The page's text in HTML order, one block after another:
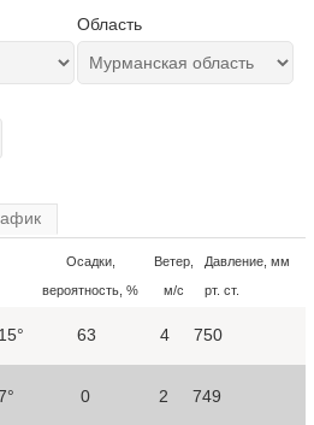
Область
Осадки,
вероятность, %
Ветер,
м/с
Давление, мм
рт. ст.
15° 63 4 750
0 2 749